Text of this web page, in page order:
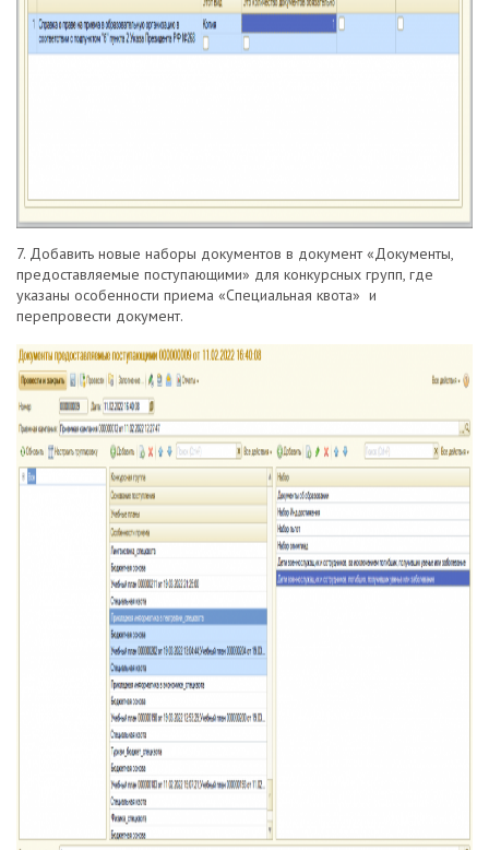
7. Добавить новые наборы документов в документ «Документы,
предоставляемые поступающими» для конкурсных групп, где
указаны особенности приема «Специальная квота» и
перепровести документ.